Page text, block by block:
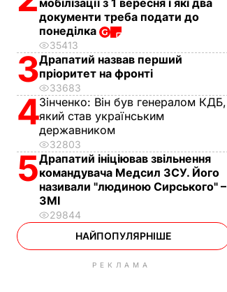
мобілізації з 1 вересня і які два
документи треба подати до
понеділка
35413
3Драпатий назвав перший
пріоритет на фронті
33683
4Зінченко: Він був генералом КДБ,
який став українським
державником
32803
5Драпатий ініціював звільнення
командувача Медсил ЗСУ. Його
називали "людиною Сирського" –
ЗМІ
29844
НАЙПОПУЛЯРНІШЕ
РЕКЛАМА